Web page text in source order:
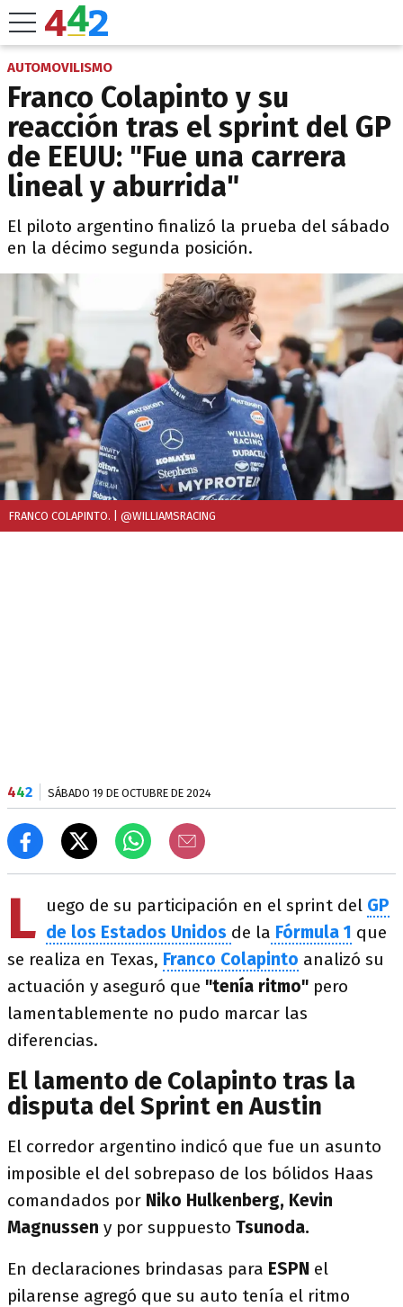
AUTOMOVILISMO
Franco Colapinto y su
reacción tras el sprint del GP
de EEUU: "Fue una carrera
lineal y aburrida"
El piloto argentino finalizó la prueba del sábado
en la décimo segunda posición.
FRANCO COLAPINTO. | @WILLIAMSRACING
442 SÁBADO 19 DE OCTUBRE DE 2024
L uego de su participación en el sprint del GP
de los Estados Unidos de la Fórmula 1 que
se realiza en Texas, Franco Colapinto analizó su
actuación y aseguró que "tenía ritmo" pero
lamentablemente no pudo marcar las
diferencias.
El lamento de Colapinto tras la
disputa del Sprint en Austin
El corredor argentino indicó que fue un asunto
imposible el del sobrepaso de los bólidos Haas
comandados por Niko Hulkenberg, Kevin
Magnussen y por suppuesto Tsunoda.
En declaraciones brindasas para ESPN el
pilarense agregó que su auto tenía el ritmo